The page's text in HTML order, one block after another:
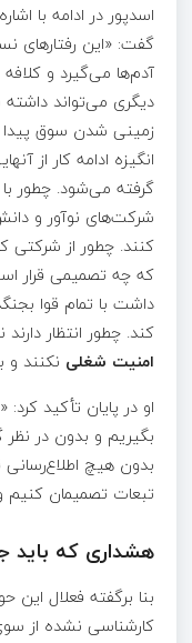
اسدپور در ادامه با
گفت: «این رفتار‌های
آدم‌ها می‌گیرد و
دیگری می‌تواند داشته
زمینی شدن سوق پیدا
انگیزه ادامه کار از
گرفته می‌شود. چطور با
شرکت‌های نوآور و
کنند. چطور از شرکتی
که چه تصمیمی قرار
داشت با تمام قوا
کند. چطور انتظار
امنیت شغلی نکنند
او در پایان تأکید
بگیریم و بدون در
بدون هیچ اطلاع‌رسانی
تبعات تصمیمان
هشداری که باید
بنا برگفته فعلال این
کارشناسی نشده از